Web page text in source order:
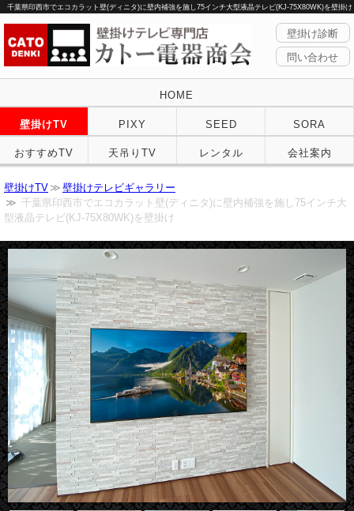
千葉県印西市でエコカラット壁(ディニタ)に壁内補強を施し75インチ大型液晶テレビ(KJ-75X80WK)を壁掛け
壁掛け診断
問い合わせ
HOME
壁掛けTV PIXY SEED SORA
おすすめTV 天吊りTV レンタル 会社案内
壁掛けTV
壁掛けテレビギャラリー
千葉県印西市でエコカラット壁(ディニタ)に壁内補強を施し75インチ大
型液晶テレビ(KJ-75X80WK)を壁掛け